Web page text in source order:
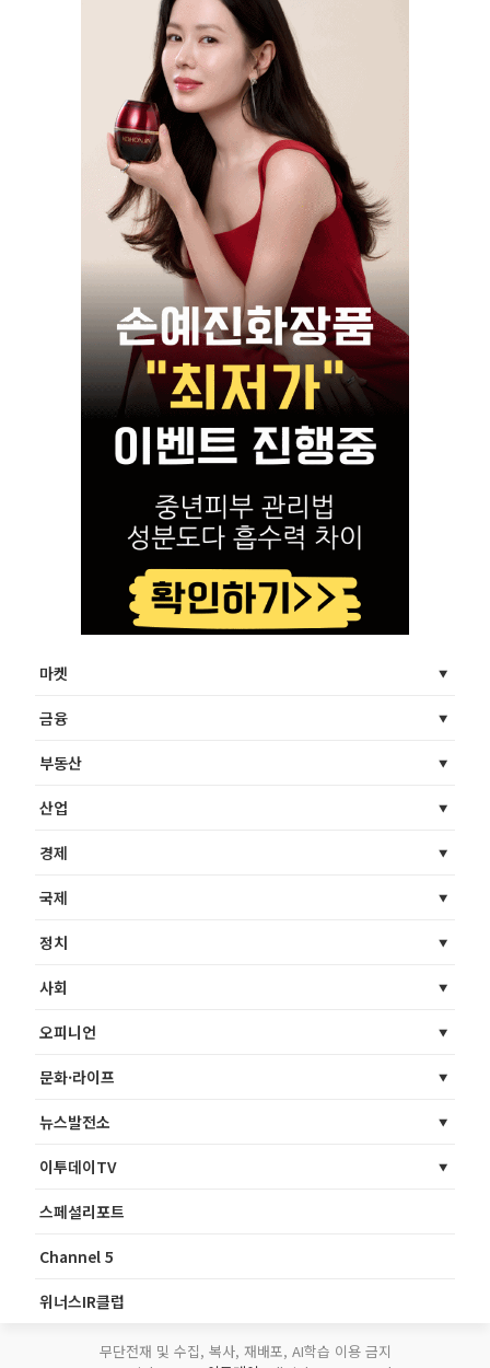
마켓
금융
부동산
산업
경제
국제
정치
사회
오피니언
문화·라이프
뉴스발전소
이투데이TV
스페셜리포트
Channel 5
위너스IR클럽
무단전재 및 수집, 복사, 재배포, AI학습 이용 금지